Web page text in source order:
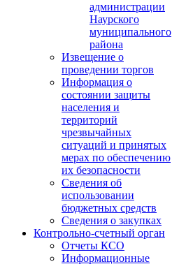
администрации
Наурского
муниципального
района
Извещение о
проведении торгов
Информация о
состоянии защиты
населения и
территорий
чрезвычайных
ситуаций и принятых
мерах по обеспечению
их безопасности
Сведения об
использовании
бюджетных средств
Сведения о закупках
Контрольно-счетный орган
Отчеты КСО
Информационные